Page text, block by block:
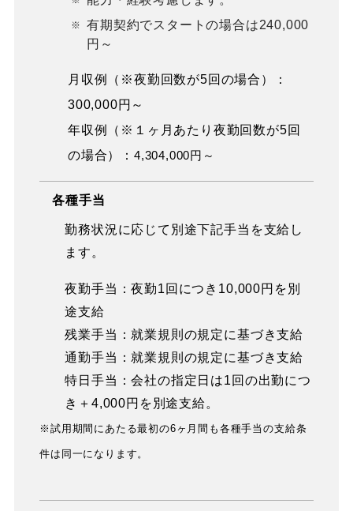
有期契約でスタートの場合は240,000
円～
月収例（※夜勤回数が5回の場合）：
300,000円～
年収例（※１ヶ月あたり夜勤回数が5回
の場合）：4,304,000円～
各種手当
勤務状況に応じて別途下記手当を支給し
ます。
夜勤手当：夜勤1回につき10,000円を別
途支給
残業手当：就業規則の規定に基づき支給
通勤手当：就業規則の規定に基づき支給
特日手当：会社の指定日は1回の出勤につ
き＋4,000円を別途支給。
※試用期間にあたる最初の6ヶ月間も各種手当の支給条
件は同一になります。